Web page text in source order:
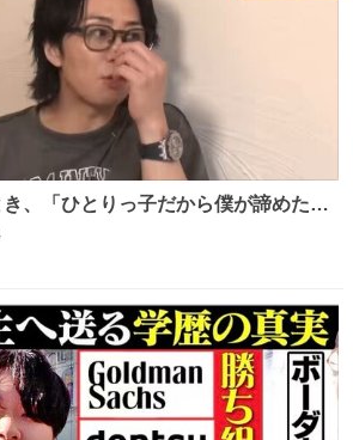
、「ひとりっ子だから僕が諦めた瞬
死ぬとき1人とか嫌」だから結婚願
ものの、結局「（結婚は）向いてね
るく収めてくれたんだなと思った